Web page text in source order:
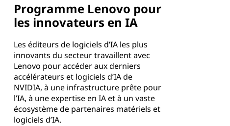
Programme Lenovo pour
les innovateurs en IA
Les éditeurs de logiciels d’IA les plus
innovants du secteur travaillent avec
Lenovo pour accéder aux derniers
accélérateurs et logiciels d’IA de
NVIDIA, à une infrastructure prête pour
l’IA, à une expertise en IA et à un vaste
écosystème de partenaires matériels et
logiciels d’IA.